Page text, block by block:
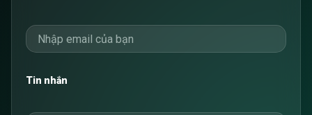
Tin nhắn